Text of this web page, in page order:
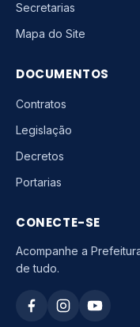
Secretarias
Mapa do Site
DOCUMENTOS
Contratos
Legislação
Decretos
Portarias
CONECTE-SE
Acompanhe a
de tudo.